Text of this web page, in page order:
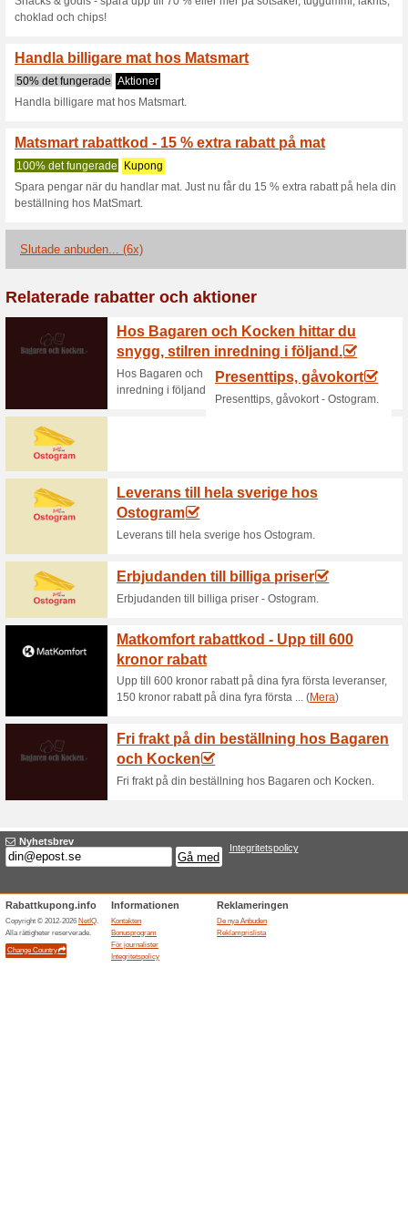
Aktuella rabatter
Sista chansen
%
100% det fungerade
Just nu får du upp till 58 %
Köp billiga drycker, godis,
%.
Nya produkter hos
100% det fungerade
Just nu kan du spara upp till
produkter och kolla om du
Sista chansen att
100
100% det fungerade
Sista chansen att fynda
rabattkod behövs.